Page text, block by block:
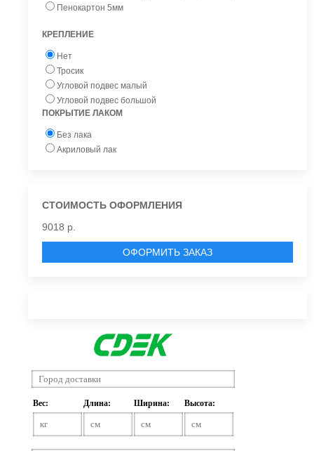
Пенокартон 5мм
КРЕПЛЕНИЕ
Нет
Тросик
Угловой подвес малый
Угловой подвес большой
ПОКРЫТИЕ ЛАКОМ
Без лака
Акриловый лак
СТОИМОСТЬ ОФОРМЛЕНИЯ
9018 р.
ОФОРМИТЬ ЗАКАЗ